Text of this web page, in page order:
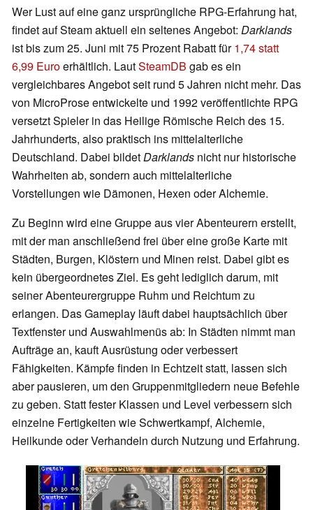
Wer Lust auf eine ganz ursprüngliche RPG-Erfahrung hat,
findet auf Steam aktuell ein seltenes Angebot: Darklands
ist bis zum 25. Juni mit 75 Prozent Rabatt für1,74 statt
6,99 Euroerhältlich. LautSteamDB gab es ein
vergleichbares Angebot seit rund 5 Jahren nicht mehr. Das
von MicroProse entwickelte und 1992 veröffentlichte RPG
versetzt Spieler in das Heilige Römische Reich des 15.
Jahrhunderts, also praktisch ins mittelalterliche
Deutschland. Dabei bildetDarklands nicht nur historische
Wahrheiten ab, sondern auch mittelalterliche
Vorstellungen wie Dämonen, Hexen oder Alchemie.
Zu Beginn wird eine Gruppe aus vier Abenteurern erstellt,
mit der man anschließend frei über eine große Karte mit
Städten, Burgen, Klöstern und Minen reist. Dabei gibt es
kein übergeordnetes Ziel. Es geht lediglich darum, mit
seiner Abenteurergruppe Ruhm und Reichtum zu
erlangen. Das Gameplay läuft dabei hauptsächlich über
Textfenster und Auswahlmenüs ab: In Städten nimmt man
Aufträge an, kauft Ausrüstung oder verbessert
Fähigkeiten. Kämpfe finden in Echtzeit statt, lassen sich
aber pausieren, um den Gruppenmitgliedern neue Befehle
zu geben. Statt fester Klassen und Level verbessern sich
einzelne Fertigkeiten wie Schwertkampf, Alchemie,
Heilkunde oder Verhandeln durch Nutzung und Erfahrung.